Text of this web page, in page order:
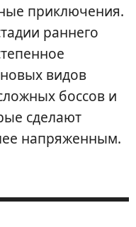
приключения.
раннего
видов
боссов и
сделают
напряженным.